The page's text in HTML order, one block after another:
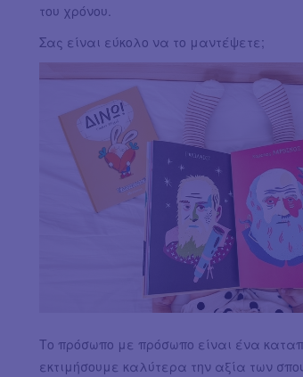
του χρόνου.
Σας είναι εύκολο να το μαντέψετε;
Το πρόσωπο με πρόσωπο είναι ένα
εκτιμήσουμε καλύτερα την αξία των